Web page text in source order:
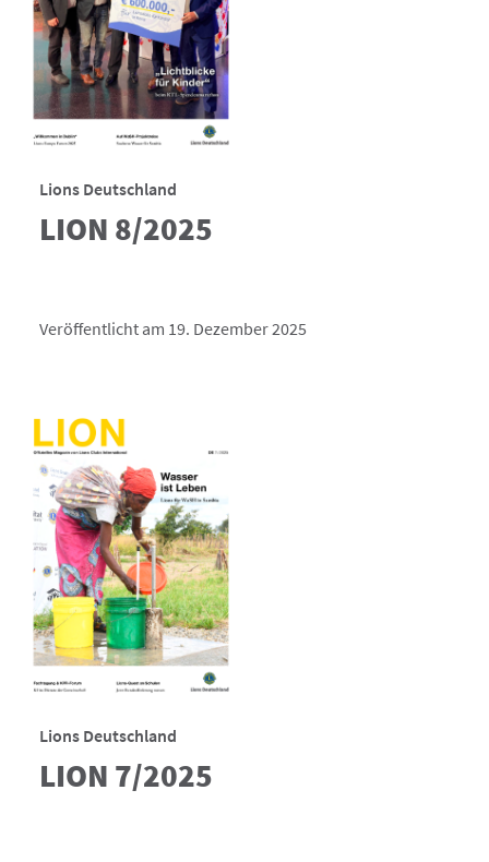
Lions Deutschland
LION 8/2025
Veröffentlicht am 19. Dezember 2025
Lions Deutschland
LION 7/2025